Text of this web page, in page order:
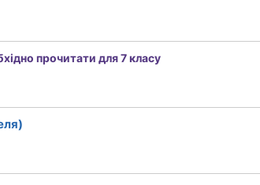
прочитати для 7 класу